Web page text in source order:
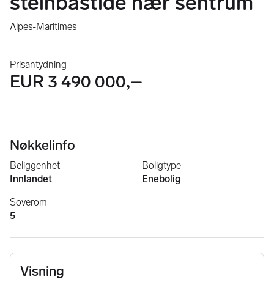
Alpes-Maritimes
Prisantydning
EUR 3 490 000,–
Nøkkelinfo
Beliggenhet
Innlandet
Boligtype
Enebolig
Soverom
5
Visning